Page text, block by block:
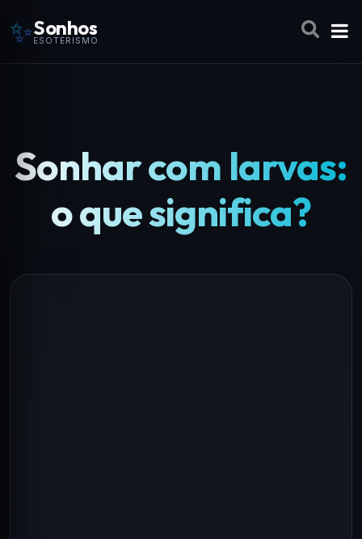
✨Sonhos
ESOTERISMO
Sonhar com larvas:
o que significa?